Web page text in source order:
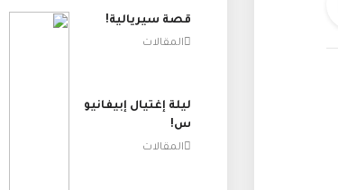
قصة سيريالية!
المقالات
ليلة إغتيال إبيفانيو
س!
المقالات